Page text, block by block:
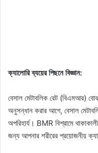
ক্যালোরি ব্যয়ের পিছনে বিজ্ঞান:
বেসাল মেটাবলিক রেট (বিএমআর)
অনুসন্ধান করার আগে, বেসাল
অপরিহার্য। BMR বিশ্রামে
জন্য আপনার শরীরের প্রয়োজনীয়